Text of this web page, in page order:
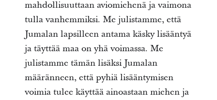
mahdollisuuttaan aviomiehenä ja vaimona
tulla vanhemmiksi. Me julistamme, että
Jumalan lapsilleen antama käsky lisääntyä
ja täyttää maa on yhä voimassa. Me
julistamme tämän lisäksi Jumalan
määränneen, että pyhiä lisääntymisen
voimia tulee käyttää ainoastaan miehen ja